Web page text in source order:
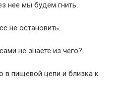
нее мы будем гнить.
не остановить.
не знаете из чего?
в пищевой цепи и близка к